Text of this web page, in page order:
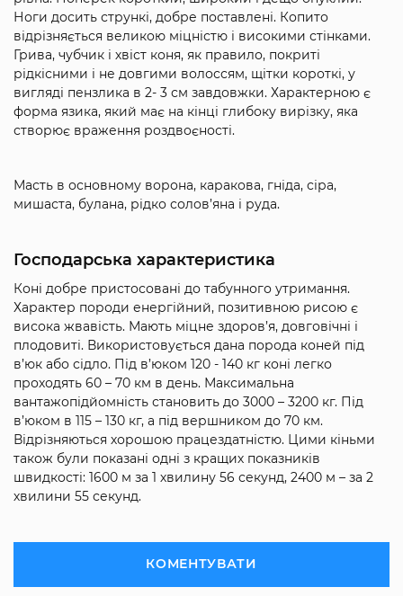
Ноги досить стрункі, добре поставлені. Копито
відрізняється великою міцністю і високими стінками.
Грива, чубчик і хвіст коня, як правило, покриті
рідкісними і не довгими волоссям, щітки короткі, у
вигляді пензлика в 2- 3 см завдовжки. Характерною є
форма язика, який має на кінці глибоку вирізку, яка
створює враження роздвоєності.
Масть в основному ворона, каракова, гніда, сіра,
мишаста, булана, рідко солов’яна і руда.
Господарська характеристика
Коні добре пристосовані до табунного утримання.
Характер породи енергійний, позитивною рисою є
висока жвавість. Мають міцне здоров’я, довговічні і
плодовиті. Використовується дана порода коней під
в’юк або сідло. Під в’юком 120 - 140 кг коні легко
проходять 60 – 70 км в день. Максимальна
вантажопідйомність становить до 3000 – 3200 кг. Під
в’юком в 115 – 130 кг, а під вершником до 70 км.
Відрізняються хорошою працездатністю. Цими кіньми
також були показані одні з кращих показників
швидкості: 1600 м за 1 хвилину 56 секунд, 2400 м – за 2
хвилини 55 секунд.
КОМЕНТУВАТИ